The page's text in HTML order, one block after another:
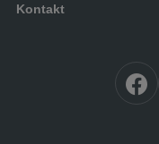
Kontakt